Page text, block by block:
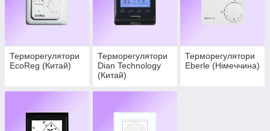
Терморегулятори
EcoReg (Китай)
Терморегулятори
Dian Technology
(Китай)
Терморегулятори
Eberle (Німеччина)